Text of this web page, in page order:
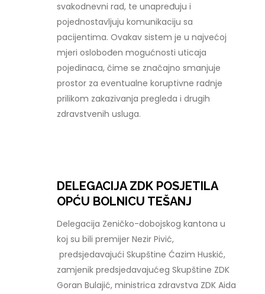
svakodnevni rad, te unapređuju i
pojednostavljuju komunikaciju sa
pacijentima. Ovakav sistem je u najvećoj
mjeri oslobođen mogućnosti uticaja
pojedinaca, čime se značajno smanjuje
prostor za eventualne koruptivne radnje
prilikom zakazivanja pregleda i drugih
zdravstvenih usluga.
DELEGACIJA ZDK POSJETILA
OPĆU BOLNICU TEŠANJ
Delegacija Zeničko-dobojskog kantona u
koj su bili premijer Nezir Pivić,
predsjedavajući Skupštine Ćazim Huskić,
zamjenik predsjedavajućeg Skupštine ZDK
Goran Bulajić, ministrica zdravstva ZDK Aida